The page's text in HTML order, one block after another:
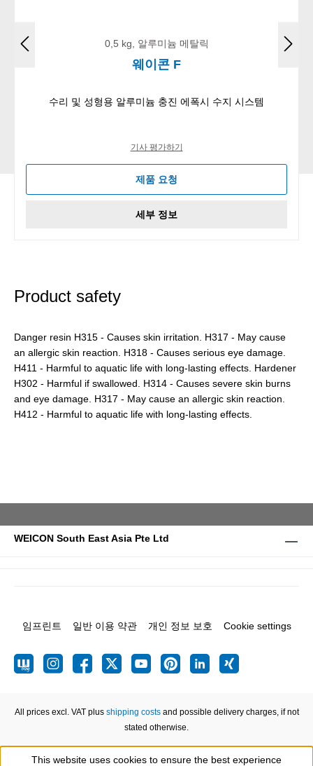
0,5 kg, 알루미늄 메탈릭
웨이콘 F
수리 및 성형용 알루미늄 충진 에폭시 수지 시스템
기사 평가하기
제품 요청
세부 정보
Product safety
Danger resin H315 - Causes skin irritation. H317 - May cause
an allergic skin reaction. H318 - Causes serious eye damage.
H411 - Harmful to aquatic life with long-lasting effects. Hardener
H302 - Harmful if swallowed. H314 - Causes severe skin burns
and eye damage. H317 - May cause an allergic skin reaction.
H412 - Harmful to aquatic life with long-lasting effects.
WEICON South East Asia Pte Ltd
임프린트 일반 이용 약관 개인 정보 보호 Cookie settings
All prices excl. VAT plus shipping costsand possible delivery charges, if not
stated otherwise.
This website uses cookies to ensure the best experience